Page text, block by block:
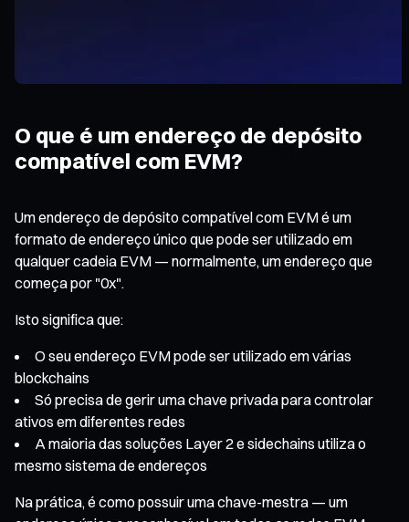
O que é um endereço de depósito
compatível com EVM?
Um endereço de depósito compatível com EVM é um
formato de endereço único que pode ser utilizado em
qualquer cadeia EVM — normalmente, um endereço que
começa por "0x".
Isto significa que:
O seu endereço EVM pode ser utilizado em várias
blockchains
Só precisa de gerir uma chave privada para controlar
ativos em diferentes redes
A maioria das soluções Layer 2 e sidechains utiliza o
mesmo sistema de endereços
Na prática, é como possuir uma chave-mestra — um